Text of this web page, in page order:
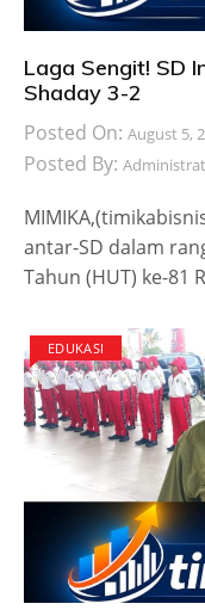
Laga Sengit! SD
Shaday 3-2
Posted On: August 5,
Posted By:
antar-SD dalam
Tahun (HUT) ke-81
EDUKASI